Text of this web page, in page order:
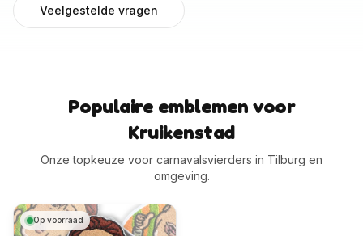
Veelgestelde vragen
Populaire emblemen voor
Kruikenstad
Onze topkeuze voor carnavalsvierders in Tilburg en
omgeving.
Op voorraad